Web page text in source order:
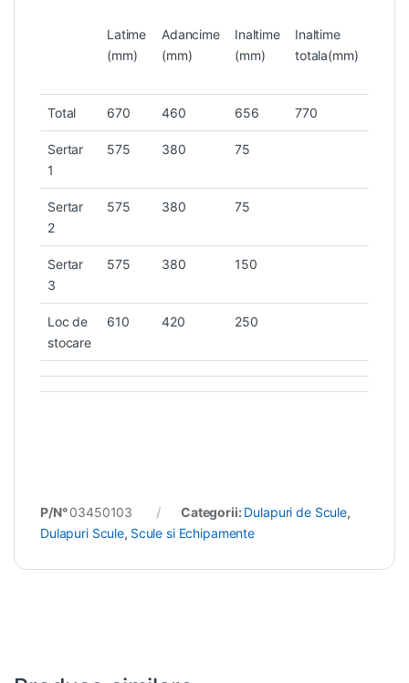
Latime
(mm)
Adancime
(mm)
Inaltime
(mm)
Inaltime
totala(mm)
Total 670 460 656 770
Sertar
1
575 380 75
Sertar
2
575 380 75
Sertar
3
575 380 150
Loc de
stocare
610 420 250
P/N°03450103 Categorii: Dulapuri de Scule,
Dulapuri Scule, Scule si Echipamente